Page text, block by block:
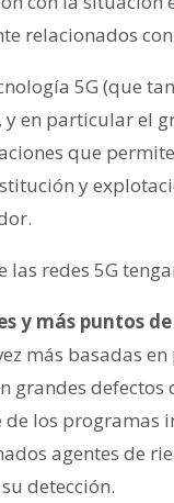
relacionados
5G (que
y en particular el
que
y
redes 5G
y más puntos
más basadas
grandes
los programas
agentes de
detección.